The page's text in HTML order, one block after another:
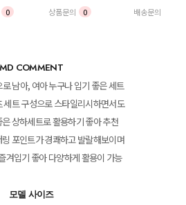
0 상품문의 0 배송문의
MD COMMENT
남아, 여아 누구나 입기 좋은 세트
세트 구성으로 스타일리시하면서도
상하세트로 활용하기 좋아 추천
포인트가 경쾌하고 발랄해보이며
겨입기 좋아 다양하게 활용이 가능
모델 사이즈